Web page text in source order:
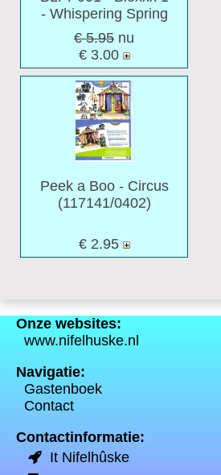
- Whispering Spring
€ 5.95 nu
€ 3.00
Peek a Boo - Circus
(117141/0402)
€ 2.95
Onze websites:
www.nifelhuske.nl
Navigatie:
Gastenboek
Contact
Contactinformatie:
It Nifelhûske